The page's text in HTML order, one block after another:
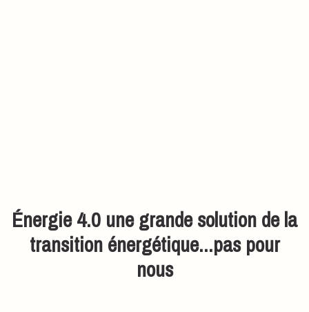
Énergie 4.0 une grande solution de la
transition énergétique...pas pour
nous